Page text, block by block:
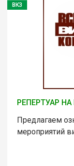
ВКЗ
РЕПЕРТУАР
Предлагаем
мероприятий